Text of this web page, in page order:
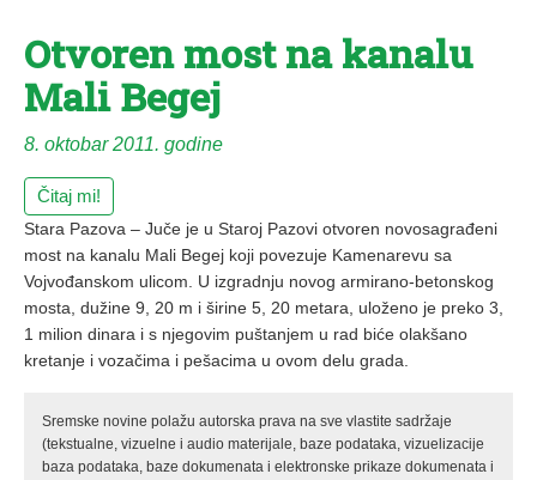
Otvoren most na kanalu
Mali Begej
8. oktobar 2011. godine
Čitaj mi!
Stara Pazova – Juče je u Staroj Pazovi otvoren novosagrađeni
most na kanalu Mali Begej koji povezuje Kamenarevu sa
Vojvođanskom ulicom. U izgradnju novog armirano-betonskog
mosta, dužine 9, 20 m i širine 5, 20 metara, uloženo je preko 3,
1 milion dinara i s njegovim puštanjem u rad biće olakšano
kretanje i vozačima i pešacima u ovom delu grada.
Sremske novine polažu autorska prava na sve vlastite sadržaje
(tekstualne, vizuelne i audio materijale, baze podataka, vizuelizacije
baza podataka, baze dokumenata i elektronske prikaze dokumenata i